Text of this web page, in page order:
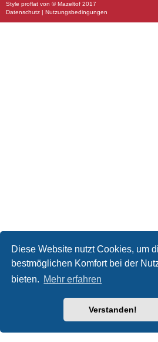
Diese Website nutzt Cookies, um
bestmöglichen Komfort bei der
bieten. Mehr erfahren
Verstanden!
Style proflat von ©Mazeltof 2017
Datenschutz | Nutzungsbedingungen